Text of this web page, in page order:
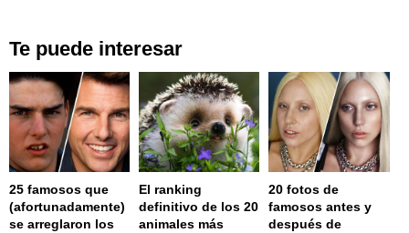
Te puede interesar
25 famosos que
(afortunadamente)
se arreglaron los
El ranking
definitivo de los 20
animales más
20 fotos de
famosos antes y
después de